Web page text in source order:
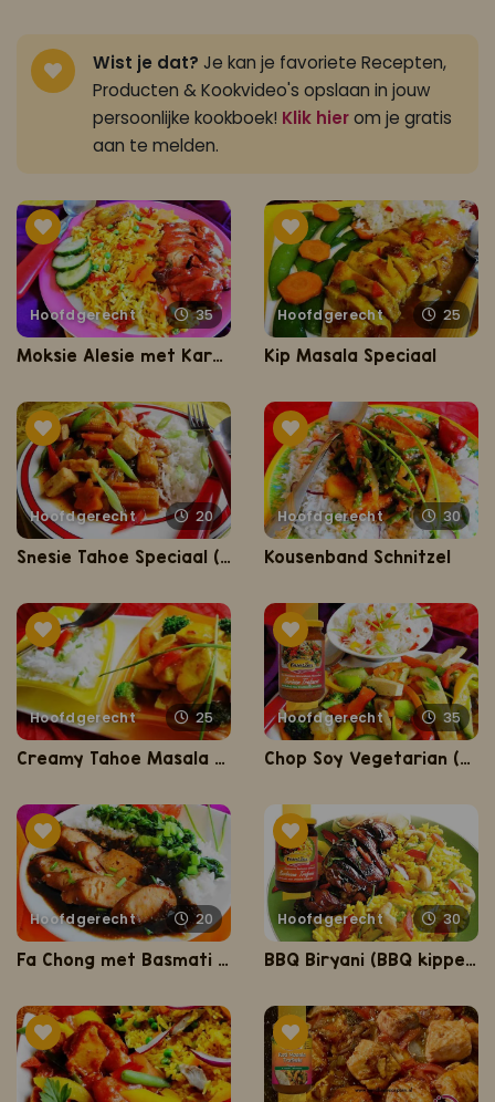
Wist je dat? Je kan je favoriete Recepten,
Producten & Kookvideo's opslaan in jouw
persoonlijke kookboek! Klik hierom je gratis
aan te melden.
Hoofdgerecht 35
Moksie Alesie met Karbonade (gele rijst met speciaal gemarineerde karbonade)
Hoofdgerecht 25
Kip Masala Speciaal
Hoofdgerecht 20
Snesie Tahoe Speciaal (zoet-zure tahoe met Basmati rijst)
Hoofdgerecht 30
Kousenband Schnitzel
Hoofdgerecht 25
Creamy Tahoe Masala (vegetarische wokschotel op romige masala saus)
Hoofdgerecht 35
Chop Soy Vegetarian (gezond, slank en lekker vegetarisch gerecht)
Hoofdgerecht 20
Fa Chong met Basmati rijst en amsoi
Hoofdgerecht 30
BBQ Biryani (BBQ kippenbouten met Hindoestaanse gele rijst)